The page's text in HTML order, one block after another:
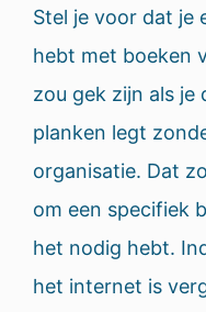
Stel je voor dat je
hebt met boeken
zou gek zijn als je
planken legt
organisatie. Dat
om een specifiek
het nodig hebt.
het internet is